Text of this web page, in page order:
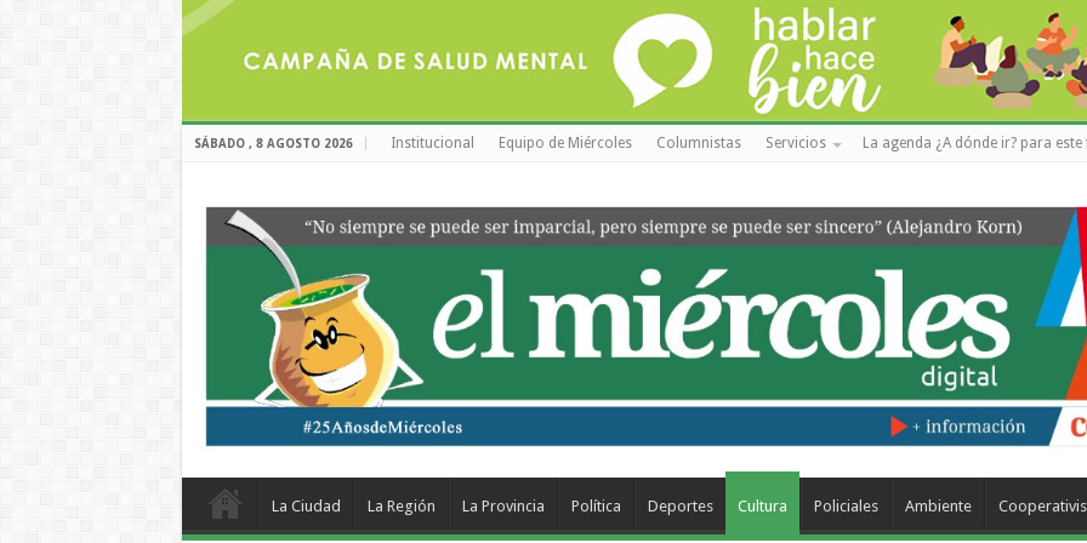
SÁBADO , 8 AGOSTO 2026 Institucional Equipo de Miércoles Columnistas Servicios La agenda ¿A dónde ir? para este
La Ciudad La Región La Provincia Política Deportes Cultura Policiales Ambiente